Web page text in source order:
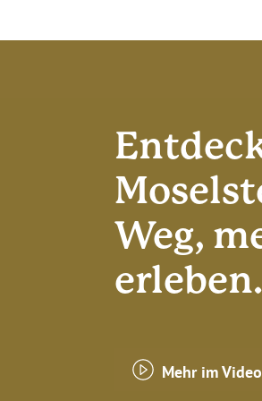
Weg,
erleben.
Mehr im Video